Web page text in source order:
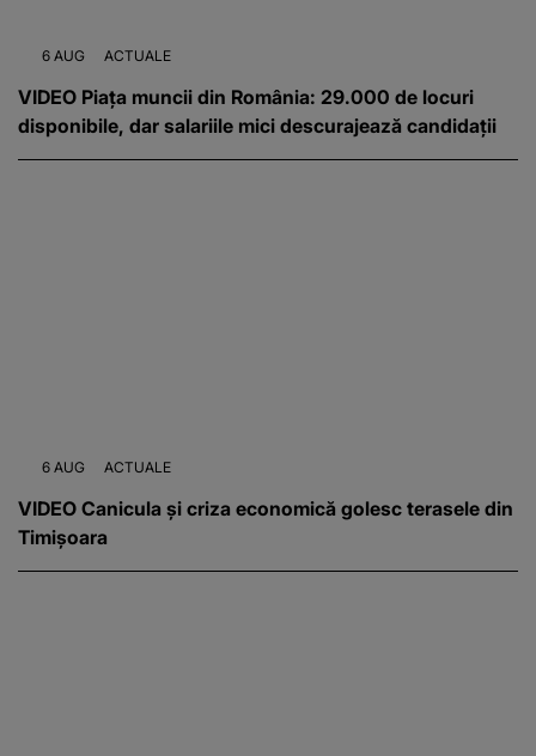
6 AUG ACTUALE
VIDEO Piața muncii din România: 29.000 de locuri
disponibile, dar salariile mici descurajează candidații
6 AUG ACTUALE
VIDEO Canicula și criza economică golesc terasele din
Timișoara